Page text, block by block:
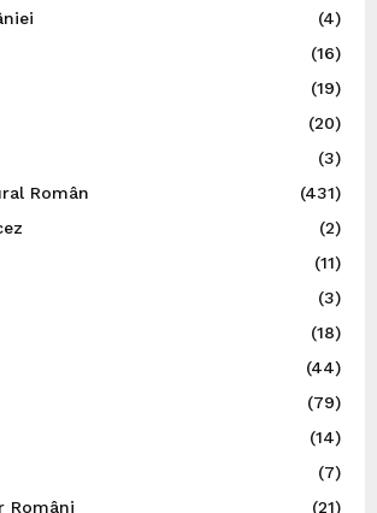
(4)
(16)
(19)
(20)
(3)
Român
(431)
(2)
(11)
(3)
(18)
(44)
(79)
(14)
(7)
Români
(21)